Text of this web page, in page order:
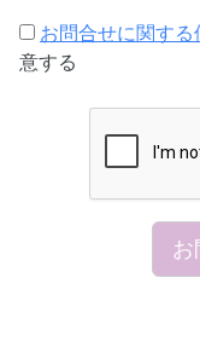
お問合せに関す
意する
お